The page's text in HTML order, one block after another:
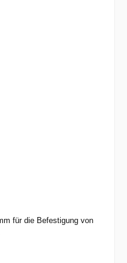
für die Befestigung von